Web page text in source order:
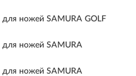
для ножей SAMURA GOLF
для ножей SAMURA
для ножей SAMURA